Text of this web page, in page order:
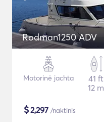
Rodman1250 ADV
Motorinė jachta
41 ft
12 m
$2,297 /naktinis